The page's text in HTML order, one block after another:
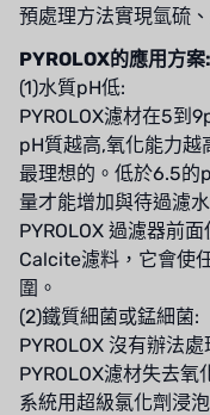
SAGINOMIYA
HONEYWELL
AZBIL
OLTREMARE
NIPCON
國產
EGO
預處理方法實現氫硫
PYROLOX的應用方案:
(1)水質pH低:
PYROLOX濾材在5到
pH質越高,氧化能力
最理想的。低於6.5的
量才能增加與待過濾
PYROLOX 過濾器前
Calcite濾料，它會使
圍。
(2)鐵質細菌或錳細菌:
PYROLOX 沒有辦法
PYROLOX濾材失去
系統用超級氯化劑浸